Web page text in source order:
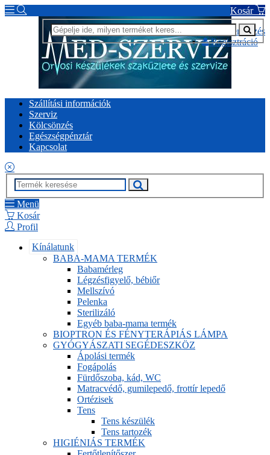
Kosár
Bejelentkezés
Regisztráció
Szállítási információk
Szerviz
Kölcsönzés
Egészségpénztár
Kapcsolat
Menü
Kosár
Profil
Kínálatunk
BABA-MAMA TERMÉK
Babamérleg
Légzésfigyelő, bébiőr
Mellszívó
Pelenka
Sterilizáló
Egyéb baba-mama termék
BIOPTRON ÉS FÉNYTERÁPIÁS LÁMPA
GYÓGYÁSZATI SEGÉDESZKÖZ
Ápolási termék
Fogápolás
Fürdőszoba, kád, WC
Matracvédő, gumilepedő, frottír lepedő
Ortézisek
Tens
Tens készülék
Tens tartozék
HIGIÉNIÁS TERMÉK